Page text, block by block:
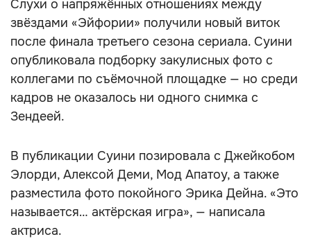
Слухи о напряжённых отношениях между
звёздами «Эйфории» получили новый виток
после финала третьего сезона сериала. Суини
опубликовала подборку закулисных фото с
коллегами по съёмочной площадке — но среди
кадров не оказалось ни одного снимка с
Зендеей.
В публикации Суини позировала с Джейкобом
Элорди, Алексой Деми, Мод Апатоу, а также
разместила фото покойного Эрика Дейна. «Это
называется… актёрская игра», — написала
актриса.